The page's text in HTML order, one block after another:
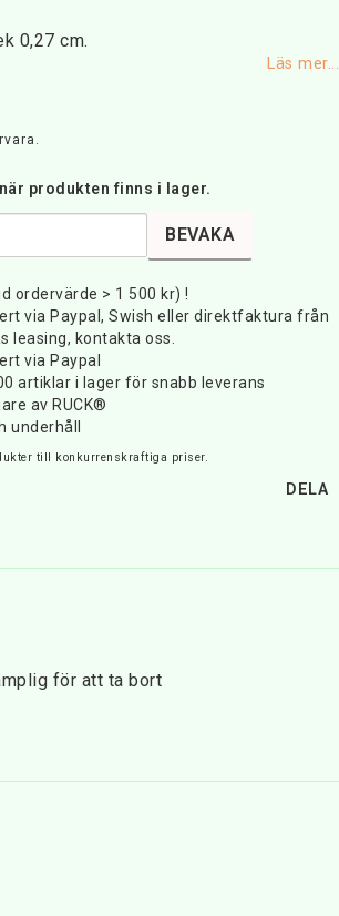
favoritlistan
0,27 cm.
Läs mer...
produkten finns i lager.
BEVAKA
ordervärde > 1 500 kr) !
via Paypal, Swish eller direktfaktura från
leasing, kontakta oss.
via Paypal
artiklar i lager för snabb leverans
av RUCK®
underhåll
till konkurrenskraftiga priser.
DELA
för att ta bort